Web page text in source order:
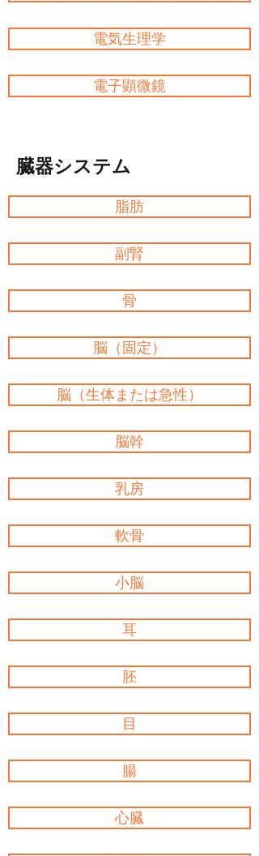
電気生理学
電子顕微鏡
臓器システム
脂肪
副腎
骨
脳（固定）
脳（生体または急性）
脳幹
乳房
軟骨
小脳
耳
胚
目
腸
心臓